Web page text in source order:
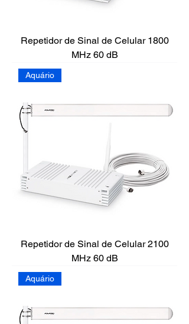
Repetidor de Sinal de Celular 1800
MHz 60 dB
Aquário
Repetidor de Sinal de Celular 2100
MHz 60 dB
Aquário